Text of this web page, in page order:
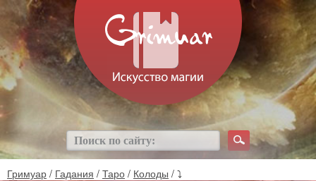
Гримуар / Гадания / Таро / Колоды / ⤵